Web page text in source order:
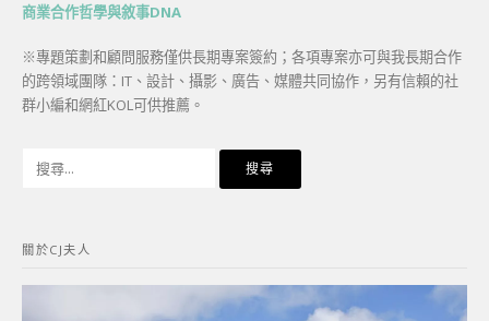
商業合作哲學與敘事DNA
※專題策劃和顧問服務僅供長期專案簽約；各項專案亦可與我長期合作
的跨領域團隊：IT、設計、攝影、廣告、媒體共同協作，另有信賴的社
群小編和網紅KOL可供推薦。
字:
關於CJ夫人